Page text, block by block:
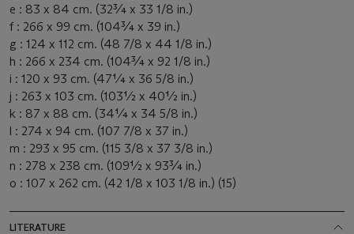
e : 83 x 84 cm. (32¾ x 33 1/8 in.)
f : 266 x 99 cm. (104¾ x 39 in.)
g : 124 x 112 cm. (48 7/8 x 44 1/8 in.)
h : 266 x 234 cm. (104¾ x 92 1/8 in.)
i : 120 x 93 cm. (47¼ x 36 5/8 in.)
j : 263 x 103 cm. (103½ x 40½ in.)
k : 87 x 88 cm. (34¼ x 34 5/8 in.)
l : 274 x 94 cm. (107 7/8 x 37 in.)
m : 293 x 95 cm. (115 3/8 x 37 3/8 in.)
n : 278 x 238 cm. (109½ x 93¾ in.)
o : 107 x 262 cm. (42 1/8 x 103 1/8 in.) (15)
LITERATURE